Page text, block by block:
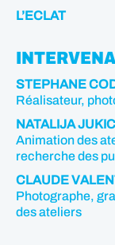
L’ECLAT
STEPHANE
Réalisateur,
NATALIJA JUKIC
Animation des
recherche des
CLAUDE
Photographe,
des ateliers